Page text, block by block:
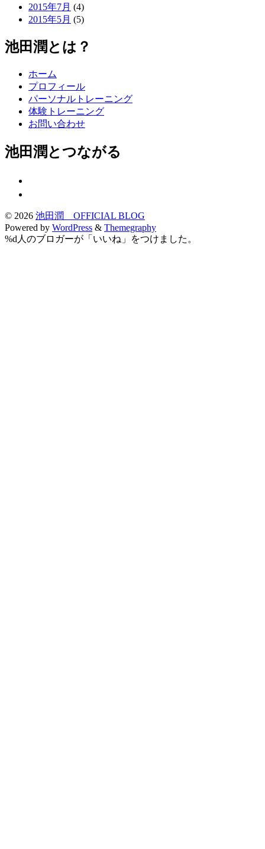
2015年7月 (4)
2015年5月 (5)
池田潤とは？
ホーム
プロフィール
パーソナルトレーニング
体験トレーニング
お問い合わせ
池田潤とつながる
© 2026 池田潤 OFFICIAL BLOG
Powered by WordPress & Themegraphy
%d 人のブロガーが「いいね」をつけました。